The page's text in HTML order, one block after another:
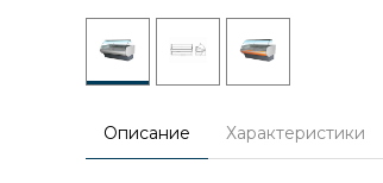
Описание Характеристики